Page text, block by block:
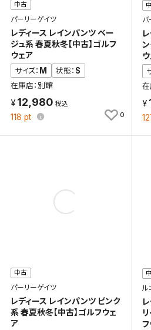
中古
パーリーゲイツ
レディース レインパンツ ベー
ジュ系 春夏秋冬【中古】ゴルフ
ウェア
サイズ： M 状態： S
在庫店：別館
12,980
118 pt 0
パ
在
中古
パーリーゲイツ
レディース レインパンツ ピンク
系 春夏秋冬【中古】ゴルフウェ
ア
ル
この検索条件をマイページ内「
保存します。
よく探す商品を、毎回条件指定